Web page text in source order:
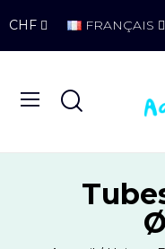
CHF FRANÇAIS